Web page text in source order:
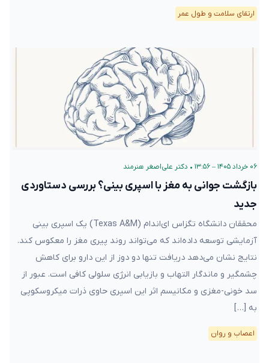
ارتقای سلامت و طول عمر
۰۶ خرداد ۱۴۰۵ – ۱۳:۵۶ • دکتر علی‌اصغر هنرمند
بازگشت جوانی به مغز با اسپری بینی؟ بررسی دستاوردی
جدید
محققان دانشگاه تگزاس ای‌‌اند‌ام (Texas A&M) یک اسپری بینی
آزمایشی توسعه داده‌اند که می‌تواند روند پیری مغز را معکوس کند.
نتایج نشان می‌دهد دریافت تنها دو دوز از این دارو برای کاهش
چشمگیر و ماندگار التهاب و بازیابی انرژی سلولی کافی است. عبور از
سد خونی-مغزی و مکانیسم اثر این اسپری حاوی ذرات میکروسکوپی
به […]
اعصاب و روان